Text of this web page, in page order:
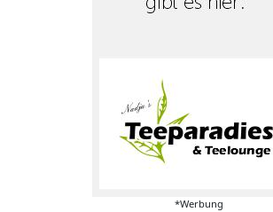
*Werbung